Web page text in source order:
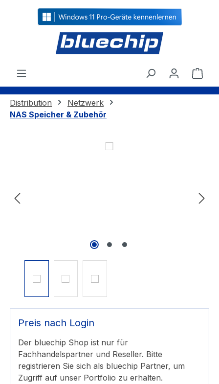
springen
Distribution
Netzwerk
NAS Speicher & Zubehör
Bildergalerie überspringen
Preis nach Login
Der bluechip Shop ist nur für
Fachhandelspartner und Reseller. Bitte
registrieren Sie sich als bluechip Partner, um
Zugriff auf unser Portfolio zu erhalten.